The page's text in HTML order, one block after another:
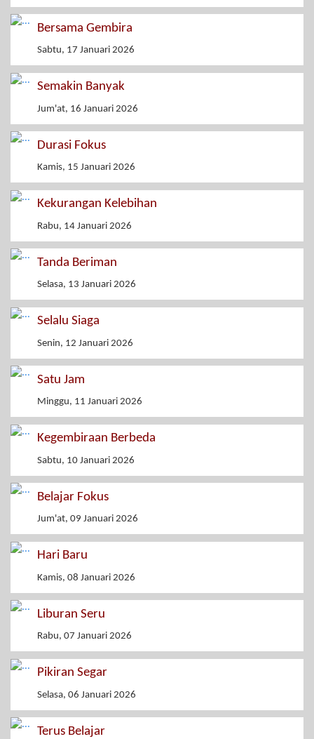
Bersama Gembira
Sabtu, 17 Januari 2026
Semakin Banyak
Jum'at, 16 Januari 2026
Durasi Fokus
Kamis, 15 Januari 2026
Kekurangan Kelebihan
Rabu, 14 Januari 2026
Tanda Beriman
Selasa, 13 Januari 2026
Selalu Siaga
Senin, 12 Januari 2026
Satu Jam
Minggu, 11 Januari 2026
Kegembiraan Berbeda
Sabtu, 10 Januari 2026
Belajar Fokus
Jum'at, 09 Januari 2026
Hari Baru
Kamis, 08 Januari 2026
Liburan Seru
Rabu, 07 Januari 2026
Pikiran Segar
Selasa, 06 Januari 2026
Terus Belajar